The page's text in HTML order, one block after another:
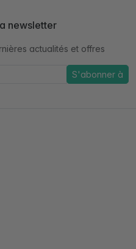
newsletter
actualités et offres
S'abonner à